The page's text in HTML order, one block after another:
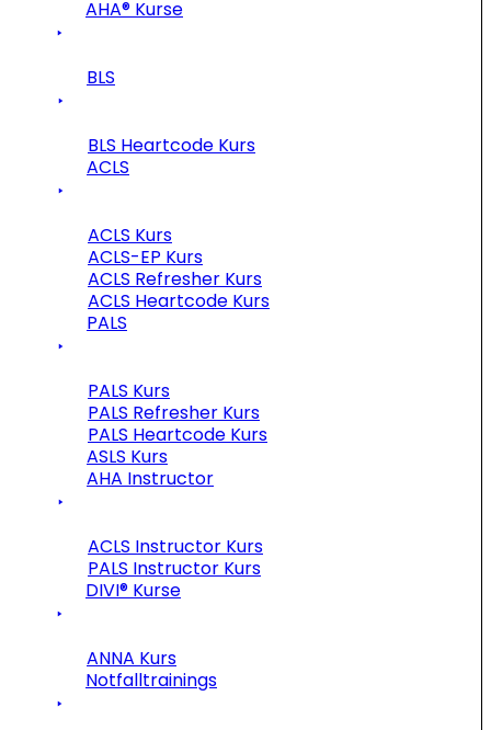
AHA® Kurse
BLS
BLS Heartcode Kurs
ACLS
ACLS Kurs
ACLS-EP Kurs
ACLS Refresher Kurs
ACLS Heartcode Kurs
PALS
PALS Kurs
PALS Refresher Kurs
PALS Heartcode Kurs
ASLS Kurs
AHA Instructor
ACLS Instructor Kurs
PALS Instructor Kurs
DIVI® Kurse
ANNA Kurs
Notfalltrainings